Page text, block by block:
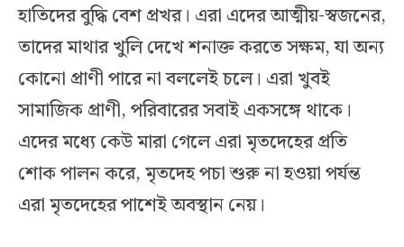
হাতিদের বুদ্ধি বেশ প্রখর। এরা এদের আত্মীয়-স্বজনের,
তাদের মাথার খুলি দেখে শনাক্ত করতে সক্ষম, যা অন্য
কোনো প্রাণী পারে না বললেই চলে। এরা খুবই
সামাজিক প্রাণী, পরিবারের সবাই একসঙ্গে থাকে।
এদের মধ্যে কেউ মারা গেলে এরা মৃতদেহের প্রতি
শোক পালন করে, মৃতদেহ পচা শুরু না হওয়া পর্যন্ত
এরা মৃতদেহের পাশেই অবস্থান নেয়।